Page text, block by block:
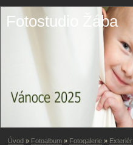
Fotostudio Žába
Úvod » Fotoalbum » Fotogalerie » Exteriér